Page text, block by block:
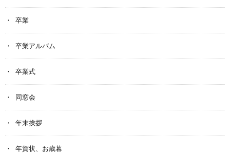
卒業
卒業アルバム
卒業式
同窓会
年末挨拶
年賀状、お歳暮